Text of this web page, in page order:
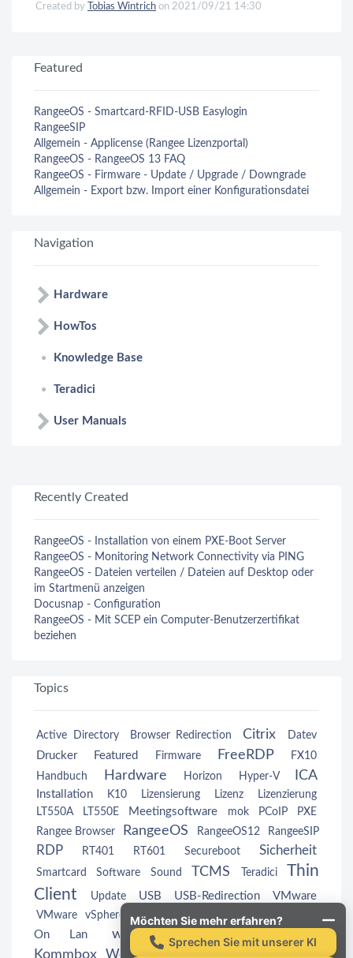
Created by Tobias Wintrich on 2021/09/21 14:30
Featured
RangeeOS - Smartcard-RFID-USB Easylogin
RangeeSIP
Allgemein - Applicense (Rangee Lizenzportal)
RangeeOS - RangeeOS 13 FAQ
RangeeOS - Firmware - Update / Upgrade / Downgrade
Allgemein - Export bzw. Import einer Konfigurationsdatei
Navigation
Hardware
HowTos
Knowledge Base
Teradici
User Manuals
Recently Created
RangeeOS - Installation von einem PXE-Boot Server
RangeeOS - Monitoring Network Connectivity via PING
RangeeOS - Dateien verteilen / Dateien auf Desktop oder
im Startmenü anzeigen
Docusnap - Configuration
RangeeOS - Mit SCEP ein Computer-Benutzerzertifikat
beziehen
Topics
Active Directory Browser Redirection Citrix Datev
Drucker Featured Firmware FreeRDP
FX10
Handbuch
Hardware Horizon Hyper-V ICA
Installation K10 Lizensierung Lizenz
Lizenzierung
LT550A
LT550E Meetingsoftware mok PCoIP
PXE
Rangee Browser
RangeeOS RangeeOS12 RangeeSIP
RDP RT401 RT601 Secureboot Sicherheit
Smartcard Software Sound TCMS Teradici
Thin
Client
Update USB USB-Redirection VMware
VMware vSphere VMwareView VMwareView
On Lan
webcam Windows
Windows
Kommbox
Workspace App
Möchten Sie mehr erfahren?
Sprechen Sie mit unserer KI